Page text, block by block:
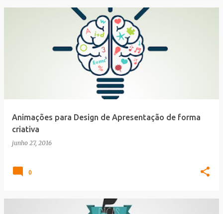
Animações para Design de Apresentação de forma
criativa
junho 27, 2016
0